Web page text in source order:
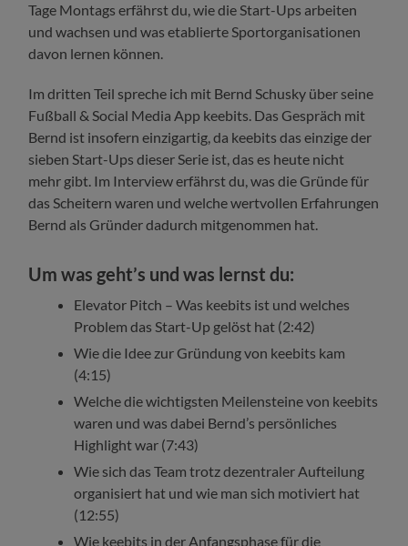
Tage Montags erfährst du, wie die Start-Ups arbeiten
und wachsen und was etablierte Sportorganisationen
davon lernen können.
Im dritten Teil spreche ich mit Bernd Schusky über seine
Fußball & Social Media App keebits. Das Gespräch mit
Bernd ist insofern einzigartig, da keebits das einzige der
sieben Start-Ups dieser Serie ist, das es heute nicht
mehr gibt. Im Interview erfährst du, was die Gründe für
das Scheitern waren und welche wertvollen Erfahrungen
Bernd als Gründer dadurch mitgenommen hat.
Um was geht’s und was lernst du:
Elevator Pitch – Was keebits ist und welches
Problem das Start-Up gelöst hat (2:42)
Wie die Idee zur Gründung von keebits kam
(4:15)
Welche die wichtigsten Meilensteine von keebits
waren und was dabei Bernd’s persönliches
Highlight war (7:43)
Wie sich das Team trotz dezentraler Aufteilung
organisiert hat und wie man sich motiviert hat
(12:55)
Wie keebits in der Anfangsphase für die